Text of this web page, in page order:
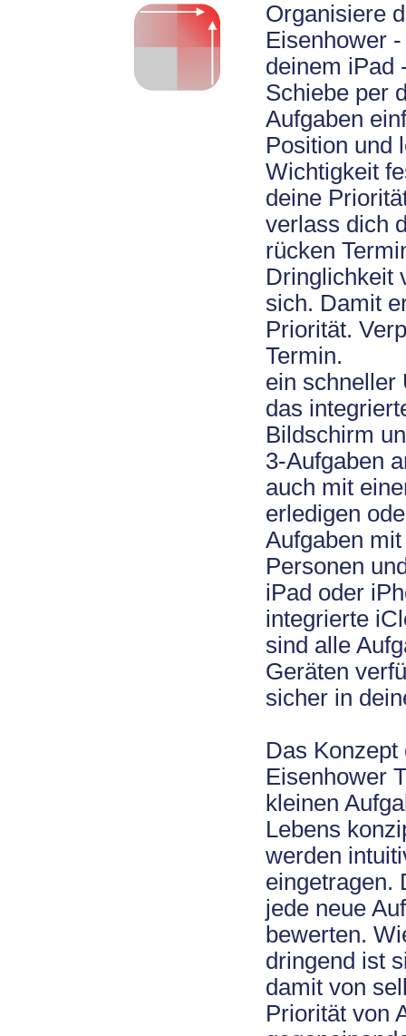
Organisiere
Eisenhower
deinem iPad
Schiebe per
Aufgaben
Position und
Wichtigkeit
deine
verlass dich
rücken
Dringlichkeit
sich. Damit
Priorität.
Termin.
ein schneller
das
Bildschirm
3-Aufgaben
auch mit
erledigen
Aufgaben
Personen
iPad oder
integrierte
sind alle
Geräten
sicher in
Das Konzept
Eisenhower
kleinen
Lebens
werden
eingetragen.
jede neue
bewerten.
dringend ist
damit von
Priorität von